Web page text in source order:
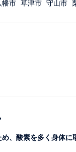
幡市 草津市 守山市
、酸素を多く身体